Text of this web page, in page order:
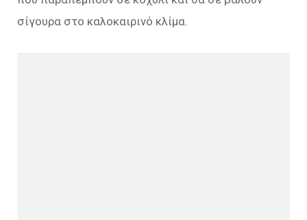
σίγουρα στο καλοκαιρινό κλίμα.